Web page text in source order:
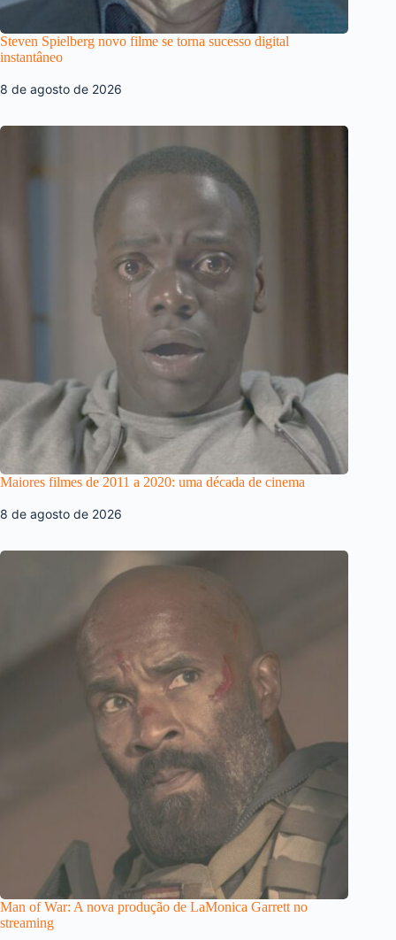
Steven Spielberg novo filme se torna sucesso digital
instantâneo
8 de agosto de 2026
Maiores filmes de 2011 a 2020: uma década de cinema
8 de agosto de 2026
Man of War: A nova produção de LaMonica Garrett no
streaming